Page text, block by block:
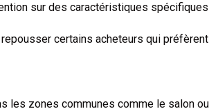
sur des caractéristiques
certains acheteurs qui
les zones communes comme le salon